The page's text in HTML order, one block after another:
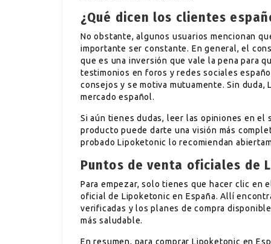
¿Qué dicen los clientes
No obstante, algunos usuarios mencionan
importante ser constante. En general, el
que es una inversión que vale la pena para
testimonios en foros y redes sociales
consejos y se motiva mutuamente. Sin
mercado español.
Si aún tienes dudas, leer las opiniones en
producto puede darte una visión más
probado Lipoketonic lo recomiendan
Puntos de venta oficiales de
Para empezar, solo tienes que hacer clic en
oficial de Lipoketonic en España. Allí
verificadas y los planes de compra
más saludable.
En resumen, para comprar Lipoketonic en